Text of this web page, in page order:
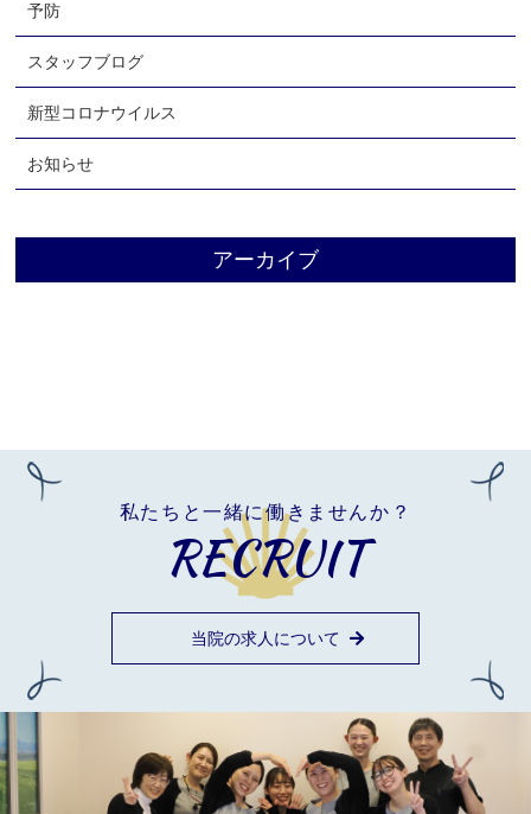
予防
スタッフブログ
新型コロナウイルス
お知らせ
アーカイブ
私たちと一緒に働きませんか？
RECRUIT
当院の求人について